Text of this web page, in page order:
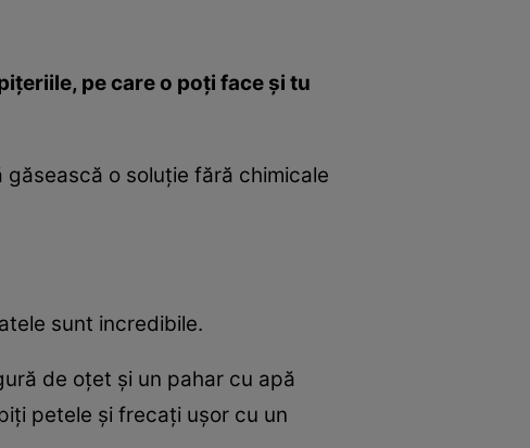
pe care o poţi face şi tu
o soluţie fără chimicale
sunt incredibile.
de oţet şi un pahar cu apă
petele şi frecaţi uşor cu un